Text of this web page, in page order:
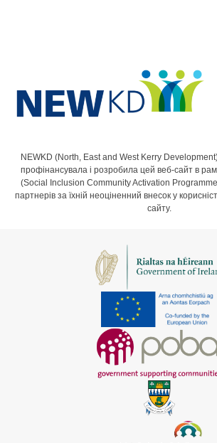
NEWKD (North, East and West Kerry
профінансувала і розробила цей веб-сайт в
(Social Inclusion Community Activation
партнерів за їхній неоціненний внесок у
сайту.